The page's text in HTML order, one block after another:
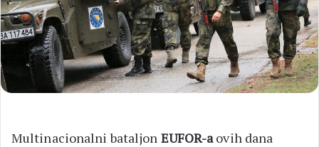
Multinacionalni bataljon EUFOR-aovih dana